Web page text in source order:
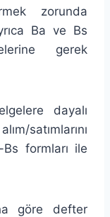
zorunda
Ba ve Bs
gerek
dayalı
satımlarını
formları ile
göre defter